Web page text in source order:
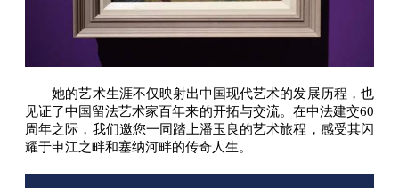
她的艺术生涯不仅映射出中国现代艺术的发展历程，也
见证了中国留法艺术家百年来的开拓与交流。在中法建交60
周年之际，我们邀您一同踏上潘玉良的艺术旅程，感受其闪
耀于申江之畔和塞纳河畔的传奇人生。